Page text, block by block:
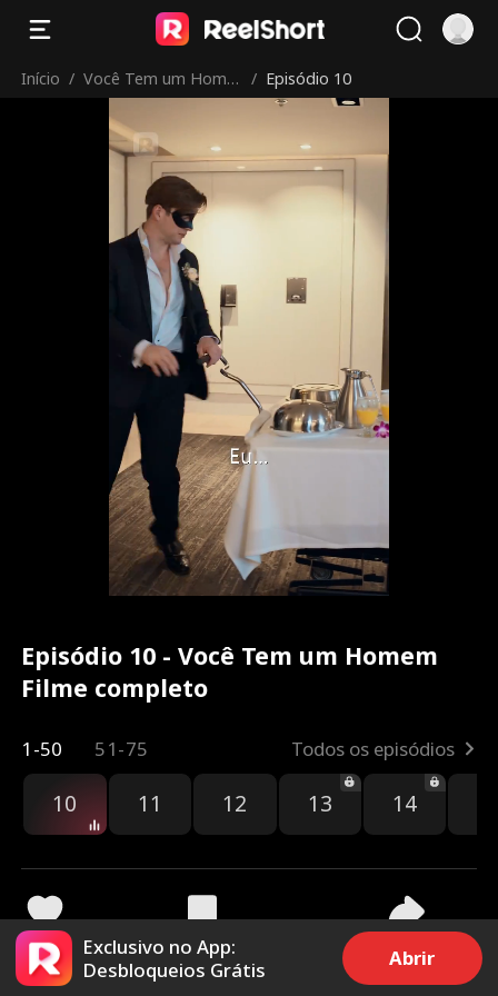
Início / Você Tem um Home
/ Episódio 10
Episódio 10 - Você Tem um Homem
Filme completo
1-50 51-75 Todos os episódios
10 11 12 13 14
5.9k 93.9k Compartilhar
Exclusivo no App:
Desbloqueios Grátis
Abrir